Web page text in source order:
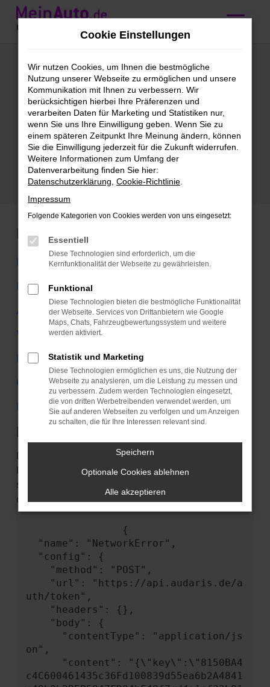
Zum
Hauptinhalt
Audi
Tageszulassung
kaufen mit
Lieferservice nach
Stuttgart
Marken
BMW
Mercedes-Benz
Audi
VW
Ford
Citroen
Mini
Fehler: Network Error
Beim Laden ist ein Fehler aufgetreten. Unsere
Kobolde arbeiten schon fieberhaft an einer Lösung,
sollten Sie aber einem begegnen, können Sie ihm
das hier mitteilen:
uth/token",
on",
c4C600461435c36Fd100839d55ea6b2A4841
Cookie Einstellungen
Wir nutzen Cookies, um Ihnen die bestmögliche
Nutzung unserer Webseite zu ermöglichen und unsere
Kommunikation mit Ihnen zu verbessern. Wir
berücksichtigen hierbei Ihre Präferenzen und
verarbeiten Daten für Marketing und Statistiken nur,
wenn Sie uns Ihre Einwilligung geben. Wenn Sie zu
einem späteren Zeitpunkt Ihre Meinung ändern, können
Sie die Einwilligung jederzeit für die Zukunft widerrufen.
Weitere Informationen zum Umfang der
Datenverarbeitung finden Sie hier:
Datenschutzerklärung Cookie-Richtlinie
Impressum
Folgende Kategorien von Cookies werden von uns eingesetzt:
Essentiell
Diese Technologien sind erforderlich, um die
Kernfunktionalität der Webseite zu gewährleisten.
Funktional
Diese Technologien bieten die bestmögliche Funktionalität
der Webseite. Services von Drittanbietern wie Google
Maps, Chats, Fahrzeugbewertungssystem und weitere
werden aktiviert.
Statistik und Marketing
Diese Technologien ermöglichen es uns, die Nutzung der
Webseite zu analysieren, um die Leistung zu messen und
zu verbessern. Zudem werden Technologien eingesetzt,
die von dritten Werbetreibenden verwendet werden, um
Sie auf anderen Webseiten zu verfolgen und um Anzeigen
zu schalten, die für Ihre Interessen relevant sind.
Speichern
Optionale Cookies ablehnen
Alle akzeptieren